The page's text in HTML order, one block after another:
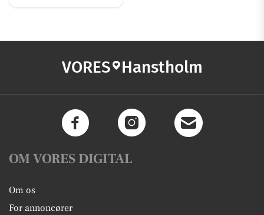
VORES Hanstholm
OM VORES DIGITAL
Om os
For annoncører